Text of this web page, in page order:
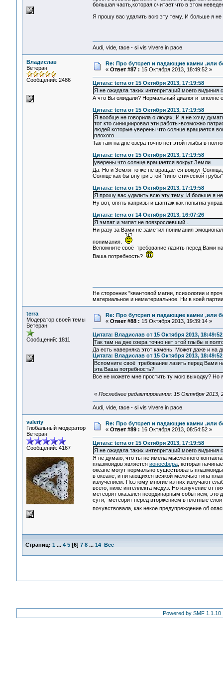
большая часть,которая считает что в этом
Я прошу вас удалить всю эту тему. И больше я
Audi, vide, tace - si vis vivere in pace.
Владислав
Ветеран
Сообщений: 2486
Re: Про бутсреп и падающие камни ,или
« Ответ #87 : 15 Октября 2013, 18:49:52 »
Цитата: terra от 15 Октября 2013, 17:19:58
Я не ожидала таких интепритаций моего
А что Вы ожидали? Нормальный диалог и вполне
Цитата: terra от 15 Октября 2013, 17:19:58
Я вообще не говорила о людях. И я не хочу
тот кто синициировал эти работы-возможно
людей которые уверены что солнце вращается
плохого
Так там на дне озера точно нет этой глыбы в
Цитата: terra от 15 Октября 2013, 17:19:58
уверены что солнце вращается вокруг Земли
Да. Но и Земля то же не вращается вокруг
Солнце как бы внутри этой "гипотетической
Цитата: terra от 15 Октября 2013, 17:19:58
Я прошу вас удалить всю эту тему. И больше я
Ну вот, опять капризы и шантаж как попытка
Цитата: terra от 14 Октября 2013, 16:07:26
Я эмпат и эмпат не повзрослевший...
Ни разу за Вами не заметил понимания
понимания.
Вспомните своё требование лазить перед Вами
Ваша потребность?
Не сторонник "квантовой магии, психологии и
материальное и нематериальное. Ни в коей
terra
Модератор своей темы
Ветеран
Сообщений: 1811
Re: Про бутсреп и падающие камни ,или
« Ответ #88 : 15 Октября 2013, 19:39:14 »
Цитата: Владислав от 15 Октября 2013, 18:49:52
Так там на дне озера точно нет этой глыбы в
Да есть наверняка этот камень. Может даже и на
Цитата: Владислав от 15 Октября 2013, 18:49:52
Вспомните своё требование лазить перед Вами
эта Ваша потребность?
Все не можете мне простить ту мою выходку? Но
« Последнее редактирование: 15 Октября 2013,
Audi, vide, tace - si vis vivere in pace.
valeriy
Глобальный модератор
Ветеран
Сообщений: 4167
Re: Про бутсреп и падающие камни ,или
« Ответ #89 : 16 Октября 2013, 08:54:52 »
Цитата: terra от 15 Октября 2013, 17:19:58
Я не ожидала таких интепритаций моего видиния
Я не думаю, что ты не имела мысленного
плазмоидов является ионосфера, которая
океане могут нормально существовать
в океане, и питающихся всякой мелочью типа
излучением. Поэтому многие из них излучают
всего, ниже интеллекта медуз. Но излучение от
метеорит оказался неординарным событием, это
сути, метеорит перед вторжением в плотные
почувствовала, как некое предупреждение об
Страниц: 1 ... 4 5[6] 7 8 ... 14 Все
Powered by SMF 1.1.10